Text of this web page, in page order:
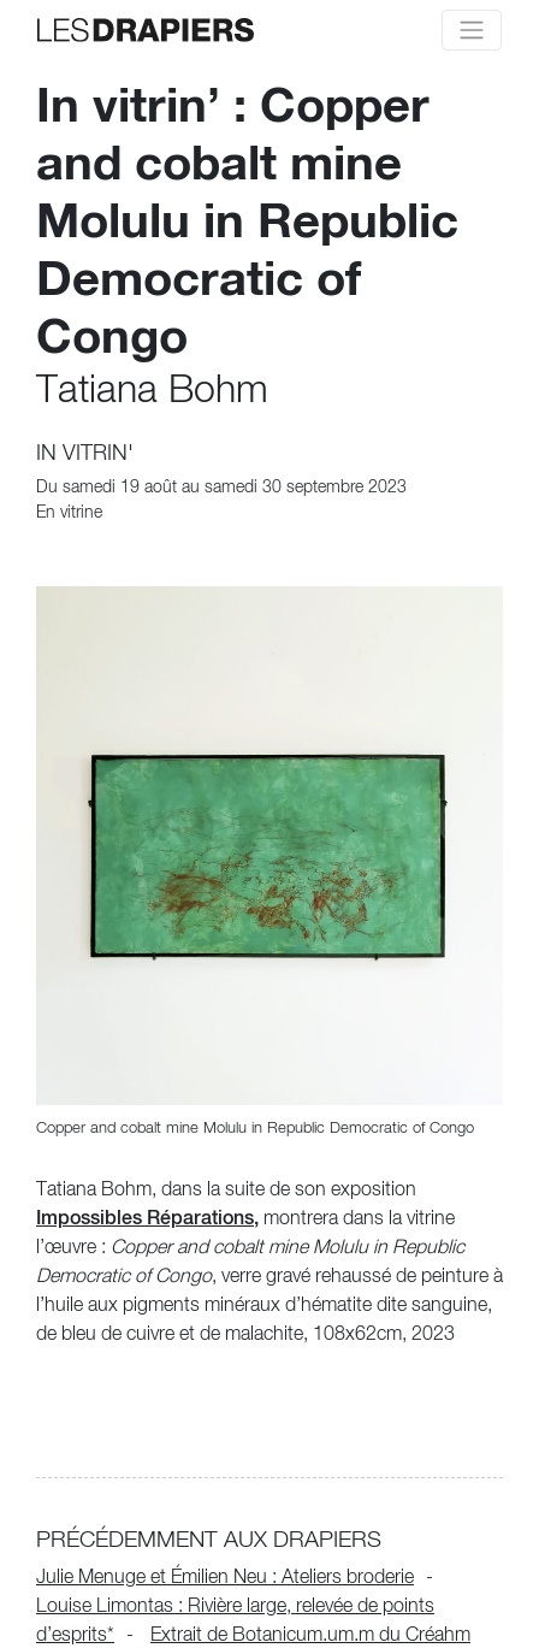
In vitrin’ : Copper
and cobalt mine
Molulu in Republic
Democratic of
Congo
Tatiana Bohm
IN VITRIN'
Du samedi 19 août au samedi 30 septembre 2023
En vitrine
Copper and cobalt mine Molulu in Republic Democratic of Congo
Tatiana Bohm, dans la suite de son exposition
Impossibles Réparations, montrera dans la vitrine
l’œuvre : Copper and cobalt mine Molulu in Republic
Democratic of Congo, verre gravé rehaussé de peinture à
l’huile aux pigments minéraux d’hématite dite sanguine,
de bleu de cuivre et de malachite, 108x62cm, 2023
PRÉCÉDEMMENT AUX DRAPIERS
Julie Menuge et Émilien Neu : Ateliers broderie
Louise Limontas : Rivière large, relevée de points
d’esprits*
Extrait de Botanicum.um.m du Créahm